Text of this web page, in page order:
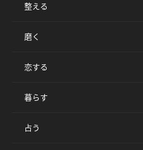
整える
磨く
恋する
暮らす
占う